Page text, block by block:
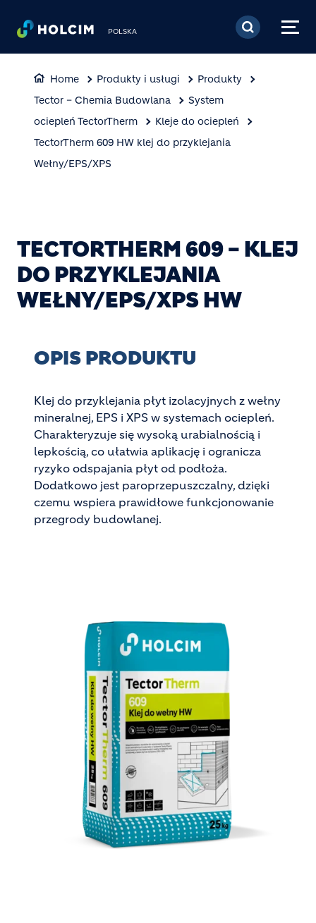
Przejdź do treści
POLSKA
Home Produkty i usługi
Produkty
Tector – Chemia Budowlana
System
ociepleń TectorTherm
Kleje do ociepleń
TectorTherm 609 HW klej do przyklejania
Wełny/EPS/XPS
TECTORTHERM 609 – KLEJ
DO PRZYKLEJANIA
WEŁNY/EPS/XPS HW
OPIS PRODUKTU
Klej do przyklejania płyt izolacyjnych z wełny
mineralnej, EPS i XPS w systemach ociepleń.
Charakteryzuje się wysoką urabialnością i
lepkością, co ułatwia aplikację i ogranicza
ryzyko odspajania płyt od podłoża.
Dodatkowo jest paroprzepuszczalny, dzięki
czemu wspiera prawidłowe funkcjonowanie
przegrody budowlanej.